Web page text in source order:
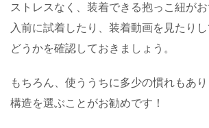
ストレスなく、装着できる抱っこ紐が
入前に試着したり、装着動画を見たり
どうかを確認しておきましょう。
もちろん、使ううちに多少の慣れもあ
構造を選ぶことがお勧めです！